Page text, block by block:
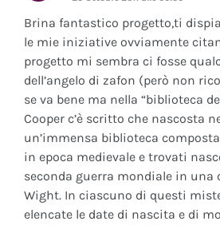
Brina fantastico progetto,ti
le mie iniziative ovviamente
progetto mi sembra ci fosse
dell’angelo di zafon (però non
se va bene ma nella “biblioteca
Cooper c’è scritto che nascosta
un’immensa biblioteca
in epoca medievale e trovati
seconda guerra mondiale in una
Wight. In ciascuno di questi
elencate le date di nascita e di